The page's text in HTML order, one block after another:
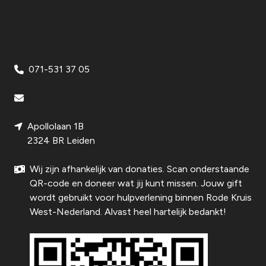
071-531 37 05
Apollolaan 1B
2324 BR Leiden
Wij zijn afhankelijk van donaties. Scan onderstaande
QR-code en doneer wat jij kunt missen. Jouw gift
wordt gebruikt voor hulpverlening binnen Rode Kruis
West-Nederland. Alvast heel hartelijk bedankt!